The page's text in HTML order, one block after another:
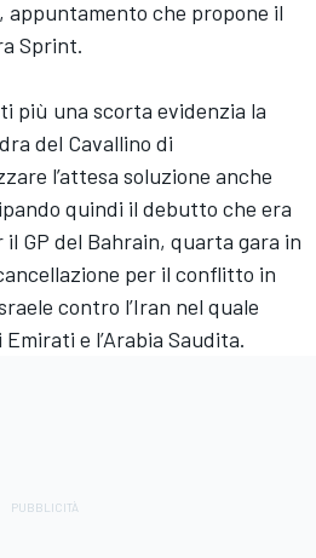
appuntamento che propone il
Sprint.
più una scorta evidenzia la
del Cavallino di
l’attesa soluzione anche
quindi il debutto che era
GP del Bahrain, quarta gara in
per il conflitto in
contro l’Iran nel quale
e l’Arabia Saudita.